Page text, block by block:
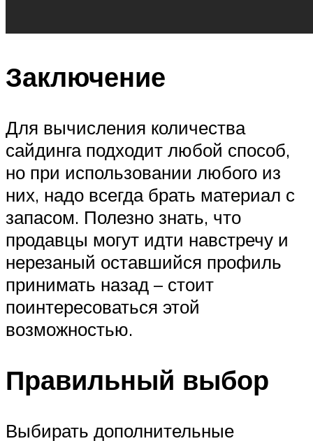
Заключение
Для вычисления количества
сайдинга подходит любой способ,
но при использовании любого из
них, надо всегда брать материал с
запасом. Полезно знать, что
продавцы могут идти навстречу и
нерезаный оставшийся профиль
принимать назад – стоит
поинтересоваться этой
возможностью.
Правильный выбор
Выбирать дополнительные